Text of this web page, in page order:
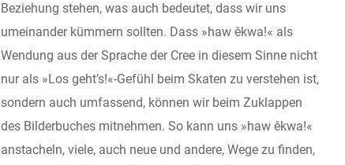
Beziehung stehen, was auch bedeutet, dass wir uns
umeinander kümmern sollten. Dass »haw êkwa!« als
Wendung aus der Sprache der Cree in diesem Sinne nicht
nur als »Los geht’s!«-Gefühl beim Skaten zu verstehen ist,
sondern auch umfassend, können wir beim Zuklappen
des Bilderbuches mitnehmen. So kann uns »haw êkwa!«
anstacheln, viele, auch neue und andere, Wege zu finden,